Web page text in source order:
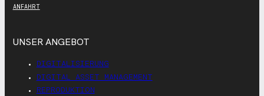
ANFAHRT
UNSER ANGEBOT
DIGITALISIERUNG
DIGITAL ASSET MANAGEMENT
REPRODUKTION